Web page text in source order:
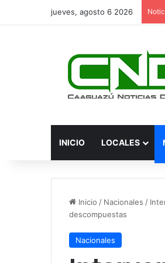
jueves, agosto 6 2026
INICIO LOCALES
Inicio / Nacionales /
descompuestas
Nacionales